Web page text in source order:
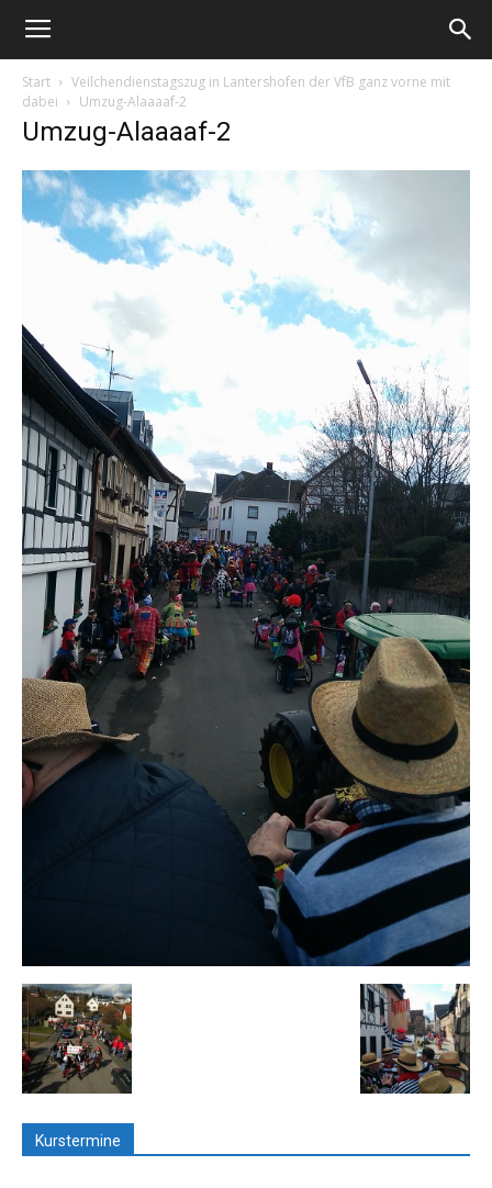
Start
Veilchendienstagszug in Lantershofen der VfB ganz vorne mit
dabei
Umzug-Alaaaaf-2
Umzug-Alaaaaf-2
Kurstermine